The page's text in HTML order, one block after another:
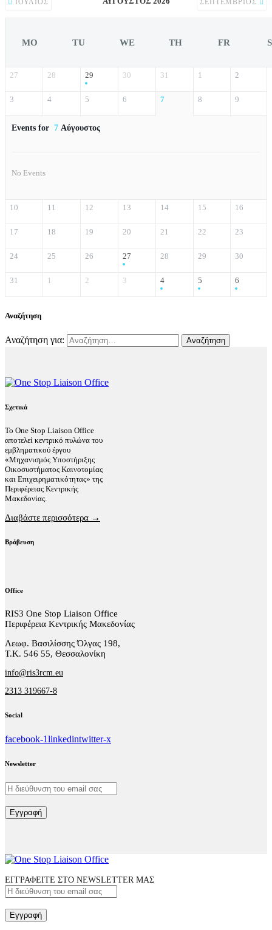
ΙΟΎΛΙΟΣ ΣΕΠΤΈΜΒΡΙΟΣ
MO TU WE TH FR
27 28 29 30 31 1 2
3 4 5 6 7 8 9
Events for 7 Αύγουστος
No Events
10 11 12 13 14 15 16
17 18 19 20 21 22 23
24 25 26 27 28 29 30
31 1 2 3 4 5 6
Αναζήτηση
Αναζήτηση για:
Σχετικά
Το One Stop Liaison Office
αποτελεί κεντρικό πυλώνα του
εμβληματικού έργου
«Μηχανισμός Υποστήριξης
Οικοσυστήματος Καινοτομίας
και Επιχειρηματικότητας» της
Περιφέρειας Κεντρικής
Μακεδονίας.
Διαβάστε περισσότερα →
Βράβευση
Office
RIS3 One Stop Liaison Office
Περιφέρεια Κεντρικής Μακεδονίας
Λεωφ. Βασιλίσσης Όλγας 198,
Τ.Κ. 546 55, Θεσσαλονίκη
info@ris3rcm.eu
2313 319667-8
Social
facebook-1linkedintwitter-x
Newsletter
Εγγραφή
ΕΓΓΡΑΦΕΙΤΕ ΣΤΟ NEWSLETTER ΜΑΣ
Εγγραφή